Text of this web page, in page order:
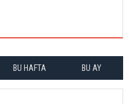
BU HAFTA BU AY